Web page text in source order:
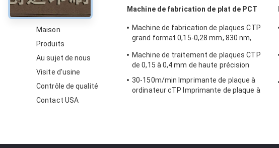
Maison
Produits
Au sujet de nous
Visite d'usine
Contrôle de qualité
Contact USA
Machine de fabrication de plat de PCT
Machine de fabrication de plaques CTP
grand format 0,15-0,28 mm, 830 nm,
Machine de traitement de plaques CTP
de 0,15 à 0,4 mm de haute précision
30-150m/min Imprimante de plaque à
ordinateur cTP Imprimante de plaque à